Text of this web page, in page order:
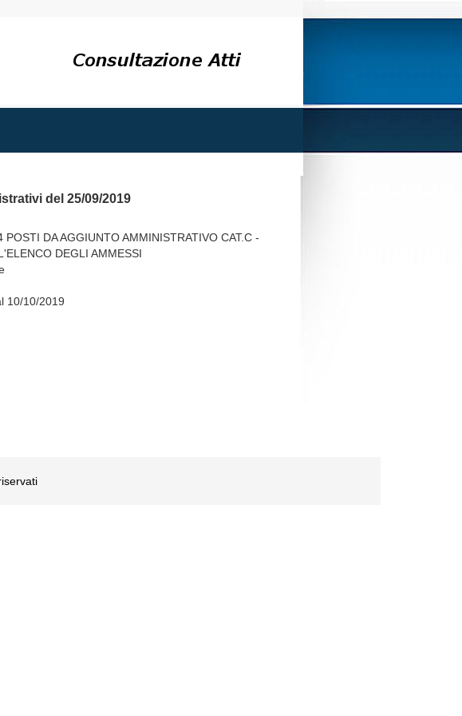
del 25/09/2019
POSTI DA AGGIUNTO AMMINISTRATIVO CAT.C -
DEGLI AMMESSI
10/10/2019